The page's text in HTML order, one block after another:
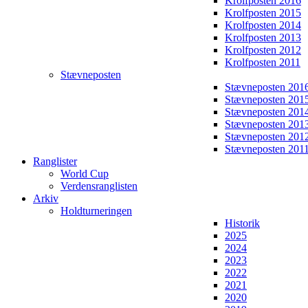
Krolfposten 2015
Krolfposten 2014
Krolfposten 2013
Krolfposten 2012
Krolfposten 2011
Stævneposten
Stævneposten
Stævneposten
Stævneposten
Stævneposten
Stævneposten
Stævneposten 2011
Ranglister
World Cup
Verdensranglisten
Arkiv
Holdturneringen
Historik
2025
2024
2023
2022
2021
2020